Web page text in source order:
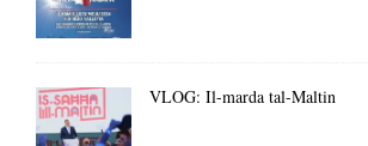
VLOG: Il-marda tal-Maltin